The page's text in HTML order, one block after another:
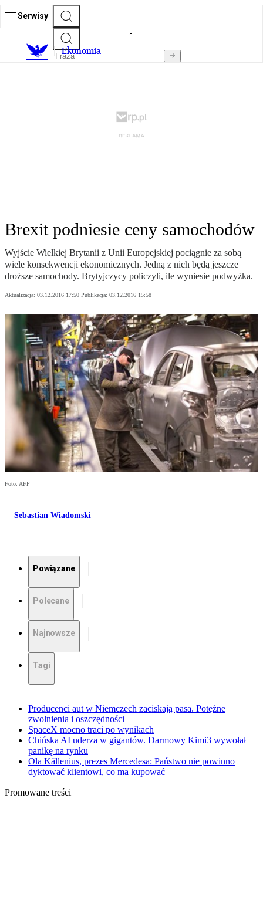
Serwisy
Ekonomia
Brexit podniesie ceny samochodów
Wyjście Wielkiej Brytanii z Unii Europejskiej pociągnie za sobą
wiele konsekwencji ekonomicznych. Jedną z nich będą jeszcze
droższe samochody. Brytyjczycy policzyli, ile wyniesie podwyżka.
Aktualizacja: 03.12.2016 17:50 Publikacja: 03.12.2016 15:58
Foto: AFP
Sebastian Wiadomski
Powiązane
Polecane
Najnowsze
Tagi
Producenci aut w Niemczech zaciskają pasa. Potężne
zwolnienia i oszczędności
SpaceX mocno traci po wynikach
Chińska AI uderza w gigantów. Darmowy Kimi3 wywołał
panikę na rynku
Ola Källenius, prezes Mercedesa: Państwo nie powinno
dyktować klientowi, co ma kupować
Promowane treści